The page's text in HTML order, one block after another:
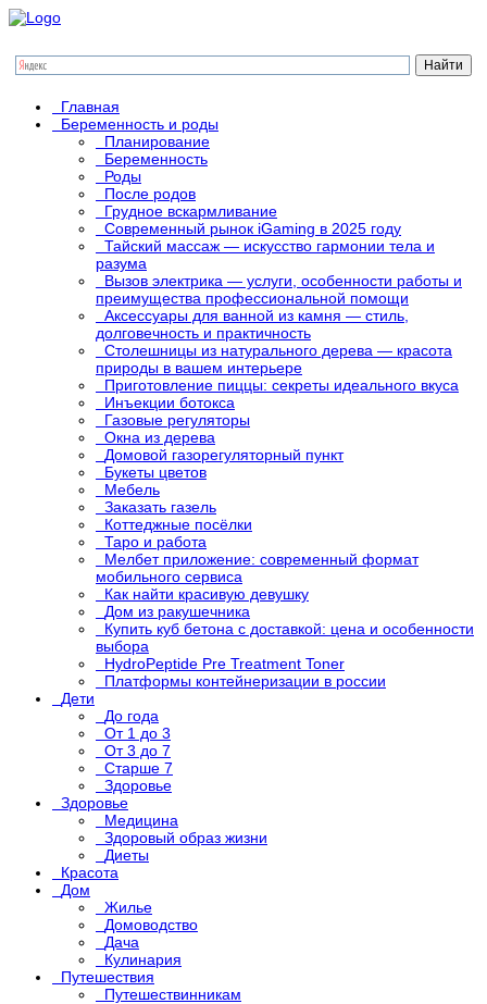
Главная
Беременность и роды
Планирование
Беременность
Роды
После родов
Грудное вскармливание
Современный рынок iGaming в 2025 году
Тайский массаж — искусство гармонии тела и
разума
Вызов электрика — услуги, особенности работы и
преимущества профессиональной помощи
Аксессуары для ванной из камня — стиль,
долговечность и практичность
Столешницы из натурального дерева — красота
природы в вашем интерьере
Приготовление пиццы: секреты идеального вкуса
Инъекции ботокса
Газовые регуляторы
Окна из дерева
Домовой газорегуляторный пункт
Букеты цветов
Мебель
Заказать газель
Коттеджные посёлки
Таро и работа
Мелбет приложение: современный формат
мобильного сервиса
Как найти красивую девушку
Дом из ракушечника
Купить куб бетона с доставкой: цена и особенности
выбора
HydroPeptide Pre Treatment Toner
Платформы контейнеризации в россии
Дети
До года
От 1 до 3
От 3 до 7
Старше 7
Здоровье
Здоровье
Медицина
Здоровый образ жизни
Диеты
Красота
Дом
Жилье
Домоводство
Дача
Кулинария
Путешествия
Путешествинникам